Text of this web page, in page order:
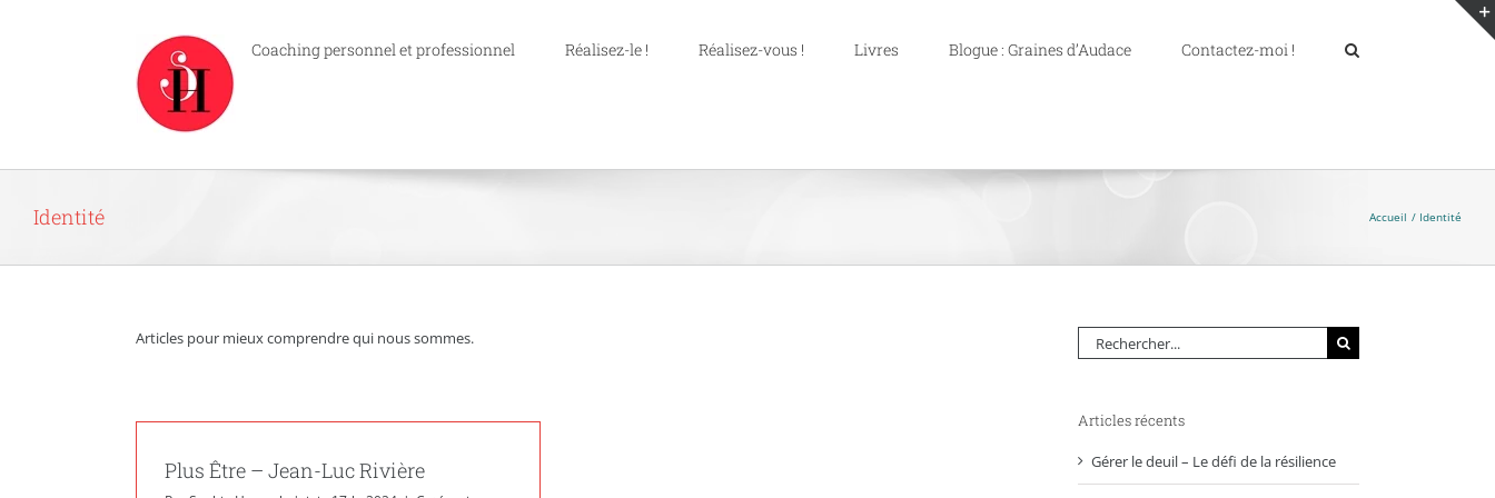
Coaching personnel et professionnel Réalisez-le ! Réalisez-vous ! Livres Blogue : Graines d’Audace Contactez-moi !
Identité Accueil Identité
Articles pour mieux comprendre qui nous sommes.
Plus Être – Jean-Luc Rivière
Rechercher:
Articles récents
Gérer le deuil – Le défi de la résilience